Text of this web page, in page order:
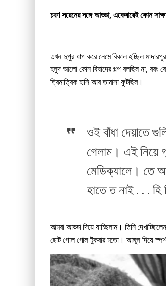
চরণ সরেনের সঙ্গে আড্ডা, একেবারেই কোন
তখন দুপুর ধাপ করে নেমে বিকাল হচ্ছিল
হলুদ আলো কোন বিষাদের গল্প বলছিল না, বরং
ত্রিমাত্রিক হাসি আর তামাসা ফুটছিল।
ওই বাঁধা দেয়াতে
গেলাম। এই নিয়ে
মেডিক‍্যালে। তে
হাতে ত নাই . . . হি
আমরা আড্ডা দিয়ে যাচ্ছিলাম। তিনি
ছোট গোল গোল টুকরার মতো। আঙ্গুল দিয়ে